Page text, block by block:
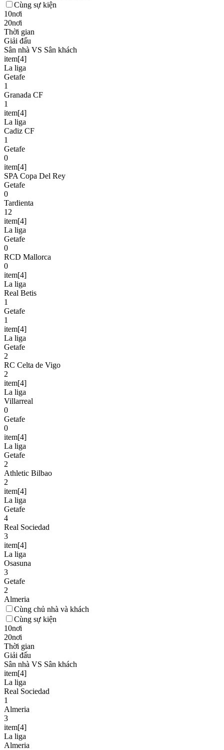
Cùng sự kiện
10nơi
20nơi
Thời gian
Giải đấu
Sân nhà VS Sân khách
item[4]
La liga
Getafe
1
Granada CF
1
item[4]
La liga
Cadiz CF
1
Getafe
0
item[4]
SPA Copa Del Rey
Getafe
0
Tardienta
12
item[4]
La liga
Getafe
0
RCD Mallorca
0
item[4]
La liga
Real Betis
1
Getafe
1
item[4]
La liga
Getafe
2
RC Celta de Vigo
2
item[4]
La liga
Villarreal
0
Getafe
0
item[4]
La liga
Getafe
2
Athletic Bilbao
2
item[4]
La liga
Getafe
4
Real Sociedad
3
item[4]
La liga
Osasuna
3
Getafe
2
Almeria
Cùng chủ nhà và khách
Cùng sự kiện
10nơi
20nơi
Thời gian
Giải đấu
Sân nhà VS Sân khách
item[4]
La liga
Real Sociedad
1
Almeria
3
item[4]
La liga
Almeria